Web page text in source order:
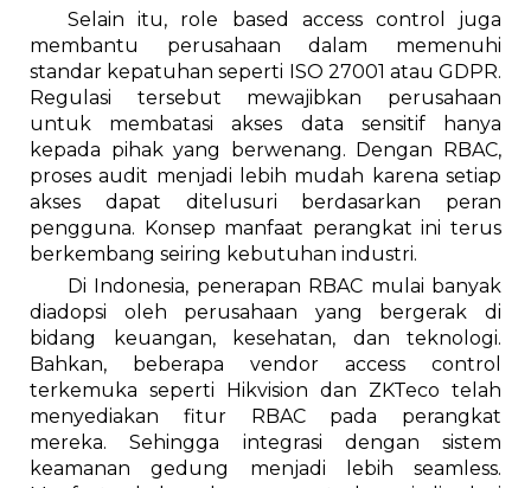
Selain itu, role based access control juga
membantu perusahaan dalam memenuhi
standar kepatuhan seperti ISO 27001 atau GDPR.
Regulasi tersebut mewajibkan perusahaan
untuk membatasi akses data sensitif hanya
kepada pihak yang berwenang. Dengan RBAC,
proses audit menjadi lebih mudah karena setiap
akses dapat ditelusuri berdasarkan peran
pengguna. Konsep manfaat perangkat ini terus
berkembang seiring kebutuhan industri.
Di Indonesia, penerapan RBAC mulai banyak
diadopsi oleh perusahaan yang bergerak di
bidang keuangan, kesehatan, dan teknologi.
Bahkan, beberapa vendor access control
terkemuka seperti Hikvision dan ZKTeco telah
menyediakan fitur RBAC pada perangkat
mereka. Sehingga integrasi dengan sistem
keamanan gedung menjadi lebih seamless.